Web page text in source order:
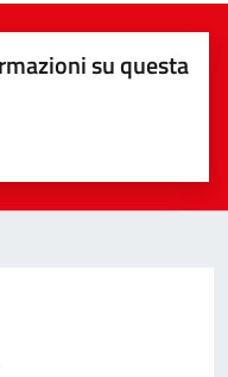
su questa